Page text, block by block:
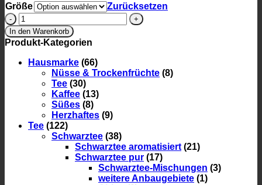
Größe
Zurücksetzen
"Immunstark"
mit
Zink
und
Vitamin
Menge
In den Warenkorb
Produkt-Kategorien
Hausmarke (66)
Nüsse & Trockenfrüchte (8)
Tee (30)
Kaffee (13)
Süßes (8)
Herzhaftes (9)
Tee (122)
Schwarztee (38)
Schwarztee aromatisiert (21)
Schwarztee pur (17)
Schwarztee-Mischungen (3)
weitere Anbaugebiete (1)